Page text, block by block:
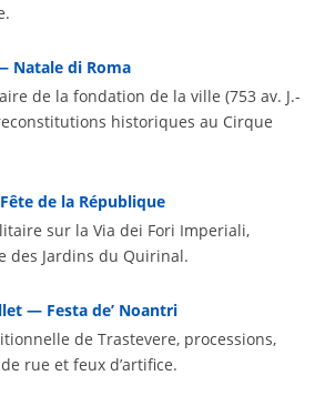
Natale di Roma
de la fondation de la ville (753 av. J.-
historiques au Cirque
de la République
sur la Via dei Fori Imperiali,
des Jardins du Quirinal.
— Festa de’ Noantri
de Trastevere, processions,
rue et feux d’artifice.